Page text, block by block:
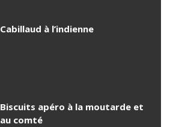
Cabillaud à l’indienne
Biscuits apéro à la moutarde et
au comté